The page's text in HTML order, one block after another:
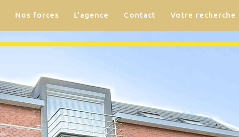
Nos forces L’agence Contact Votre recherche